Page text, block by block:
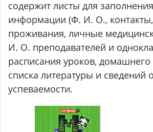
содержит листы для
информации (Ф. И. О.,
проживания, личные
И. О. преподавателей и
расписания уроков, домашнего
списка литературы и сведений
успеваемости.